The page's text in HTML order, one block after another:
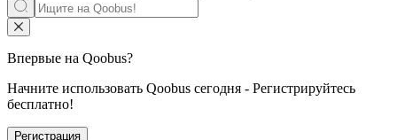
Впервые на Qoobus?
Начните использовать Qoobus сегодня - Регистрируйтесь
бесплатно!
Регистрация